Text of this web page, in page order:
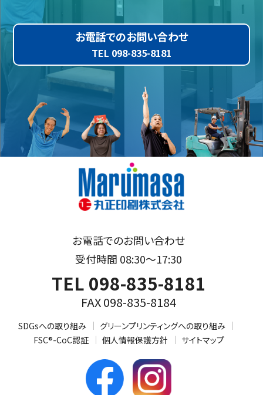
お電話でのお問い合わせ
TEL 098-835-8181
お電話でのお問い合わせ
受付時間 08:30～17:30
TEL 098-835-8181
FAX 098-835-8184
SDGsへの取り組み
グリーンプリンティングへの取り組み
FSC®-CoC認証
個人情報保護方針 サイトマップ